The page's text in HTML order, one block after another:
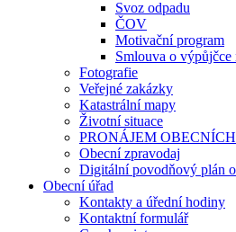
Svoz odpadu
ČOV
Motivační program
Smlouva o výpůjčce
Fotografie
Veřejné zakázky
Katastrální mapy
Životní situace
PRONÁJEM
Obecní zpravodaj
Digitální povodňový plán
Obecní úřad
Kontakty a úřední hodiny
Kontaktní formulář